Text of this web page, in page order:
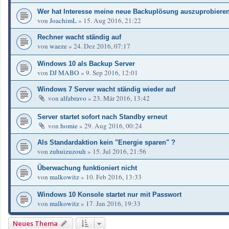
Wer hat Interesse meine neue Backuplösung
von JoachimL» 15. Aug 2016, 21:22
Rechner wacht ständig auf
von waeze» 24. Dez 2016, 07:17
Windows 10 als Backup Server
von DJ MABO » 9. Sep 2016, 12:01
Windows 7 Server wacht ständig wieder auf
von alfabravo» 23. Mär 2016, 13:42
Server startet sofort nach Standby erneut
von homie» 29. Aug 2016, 00:24
Als Standardaktion kein "Energie sparen" ?
von zuhuizuzouh» 15. Jul 2016, 21:56
Überwachung funktioniert nicht
von malkowitz» 10. Feb 2016, 13:33
Windows 10 Konsole startet nur mit Passwort
von malkowitz» 17. Jan 2016, 19:33
Neues Thema